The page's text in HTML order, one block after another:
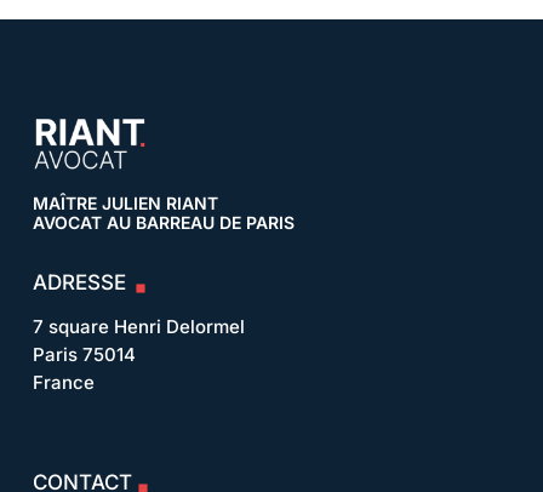
MAÎTRE JULIEN RIANT
AVOCAT AU BARREAU DE PARIS
ADRESSE
7 square Henri Delormel
Paris 75014
France
CONTACT